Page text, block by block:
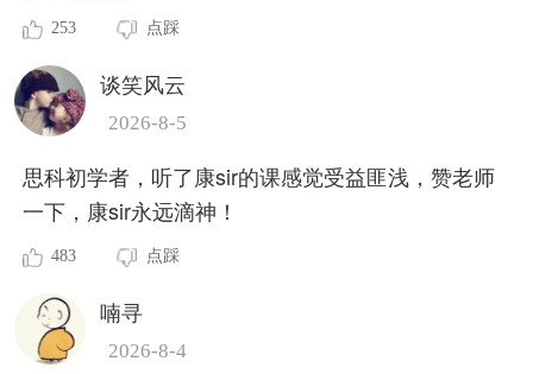
253 点踩
谈笑风云
2026-8-5
思科初学者，听了康sir的课感觉受益匪浅，赞老师
一下，康sir永远滴神！
483 点踩
喃寻
2026-8-4